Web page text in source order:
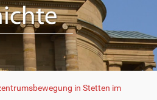
in Stetten im